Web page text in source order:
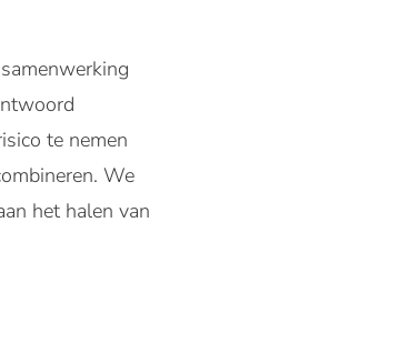
te nemen
We
het halen van